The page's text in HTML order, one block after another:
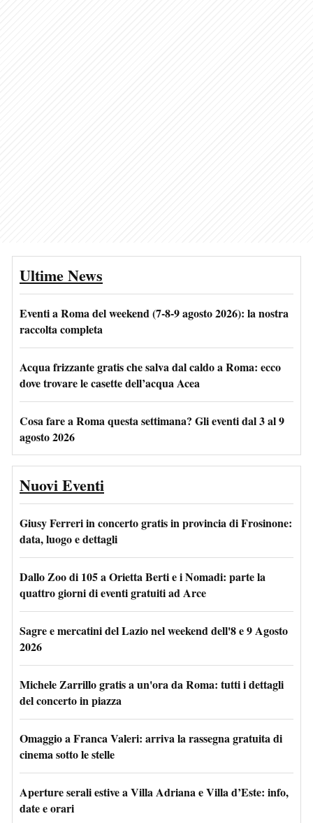
Ultime News
Eventi a Roma del weekend (7-8-9 agosto 2026): la nostra
raccolta completa
Acqua frizzante gratis che salva dal caldo a Roma: ecco
dove trovare le casette dell’acqua Acea
Cosa fare a Roma questa settimana? Gli eventi dal 3 al 9
agosto 2026
Nuovi Eventi
Giusy Ferreri in concerto gratis in provincia di Frosinone:
data, luogo e dettagli
Dallo Zoo di 105 a Orietta Berti e i Nomadi: parte la
quattro giorni di eventi gratuiti ad Arce
Sagre e mercatini del Lazio nel weekend dell'8 e 9 Agosto
2026
Michele Zarrillo gratis a un'ora da Roma: tutti i dettagli
del concerto in piazza
Omaggio a Franca Valeri: arriva la rassegna gratuita di
cinema sotto le stelle
Aperture serali estive a Villa Adriana e Villa d’Este: info,
date e orari